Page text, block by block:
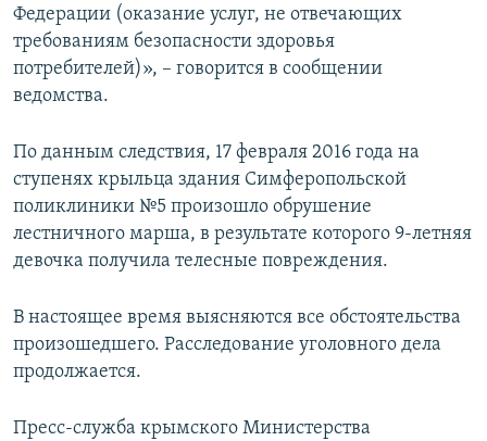
Федерации (оказание услуг, не отвечающих
требованиям безопасности здоровья
потребителей)», – говорится в сообщении
ведомства.
По данным следствия, 17 февраля 2016 года на
ступенях крыльца здания Симферопольской
поликлиники №5 произошло обрушение
лестничного марша, в результате которого 9-летняя
девочка получила телесные повреждения.
В настоящее время выясняются все обстоятельства
произошедшего. Расследование уголовного дела
продолжается.
Пресс-служба крымского Министерства